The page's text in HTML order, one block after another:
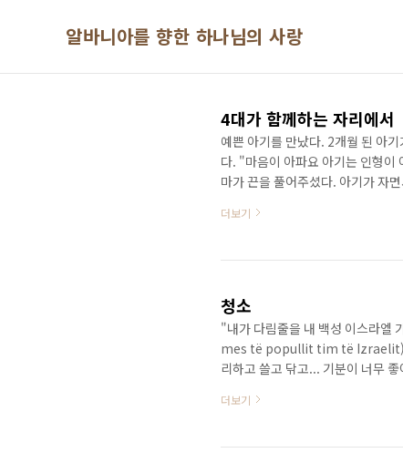
알바니아를 향한 하나님의 사랑
4대가 함께하는 자리에서
예쁜 아기를 만났다. 2개월 된 아
다. "마음이 아파요 아기는 인형이
마가 끈을 풀어주셨다. 아기가 자
똑똑해진다고 믿고 있었다. 마음이
해 달라고 부탁하는 할머니께 그
더보기
청소
"내가 다림줄을 내 백성 이스라
mes të popullit tim të Izraelit)
리하고 쓸고 닦고... 기분이 너무
더욱 더욱 귀중하신 분... 신랑을
아름다운 모습으로 맞이해야겠지
더보기